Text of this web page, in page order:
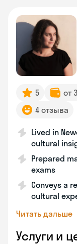
5 от
4 отзыва
Lived in
cultural
Prepared
exams
Conveys a
cultural
Читать дальше
Услуги и